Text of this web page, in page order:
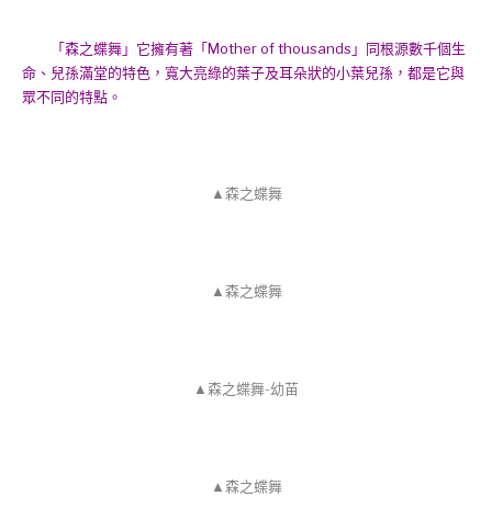
「森之蝶舞」它擁有著「Mother of thousands」同根源數千個生
命、兒孫滿堂的特色，寬大亮綠的葉子及耳朵狀的小葉兒孫，都是它與
眾不同的特點。
▲森之蝶舞
▲森之蝶舞
▲森之蝶舞-幼苗
▲森之蝶舞